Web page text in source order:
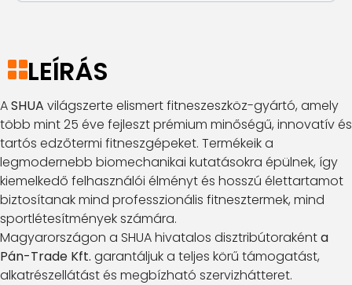
LEÍRÁS
ASHUA világszerte elismert fitneszeszköz-gyártó, amely
több mint 25 éve fejleszt prémium minőségű, innovatív és
tartós edzőtermi fitneszgépeket. Termékeik a
legmodernebb biomechanikai kutatásokra épülnek, így
kiemelkedő felhasználói élményt és hosszú élettartamot
biztosítanak mind professzionális fitnesztermek, mind
sportlétesítmények számára.
Magyarországon a SHUA hivatalos disztribútorakénta
Pán-Trade Kft. garantáljuk a teljes körű támogatást,
alkatrészellátást és megbízható szervizhátteret.